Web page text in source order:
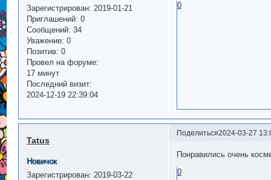
Зарегистрирован: 2019-01-21
Приглашений: 0
Сообщений: 34
Уважение: 0
Позитив: 0
Провел на форуме:
17 минут
Последний визит:
2024-12-19 22:39:04
0
Поделиться2024-03-27
Tatus
Новичок
Зарегистрирован: 2019-03-22
Понравились очень
0